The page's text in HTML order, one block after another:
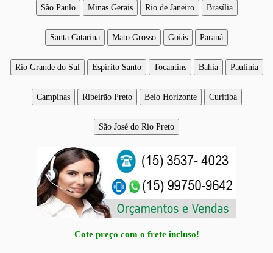
São Paulo Minas Gerais Rio de Janeiro Brasília
Santa Catarina Mato Grosso Goiás Paraná
Rio Grande do Sul Espírito Santo Tocantins Bahia Paulínia
Campinas Ribeirão Preto Belo Horizonte Curitiba
São José do Rio Preto
Cote preço com o frete incluso!